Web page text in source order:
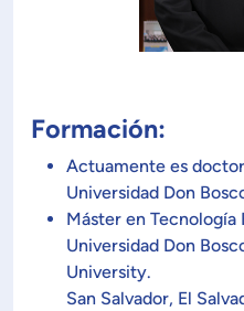
Estructura organizativa
Rector
Académica
Formación:
Actuamente es
Universidad Don
Máster en Tecnología
Universidad Don
University.
San Salvador, El